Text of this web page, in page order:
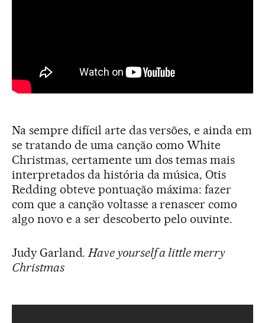
Na sempre difícil arte das versões, e ainda em
se tratando de uma canção como White
Christmas, certamente um dos temas mais
interpretados da história da música, Otis
Redding obteve pontuação máxima: fazer
com que a canção voltasse a renascer como
algo novo e a ser descoberto pelo ouvinte.
Judy Garland. Have yourself a little merry
Christmas